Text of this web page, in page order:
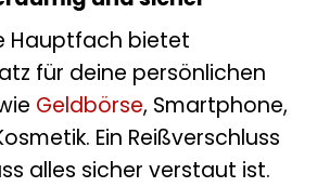
Hauptfach bietet
für deine persönlichen
Geldbörse, Smartphone,
Ein Reißverschluss
alles sicher verstaut ist.